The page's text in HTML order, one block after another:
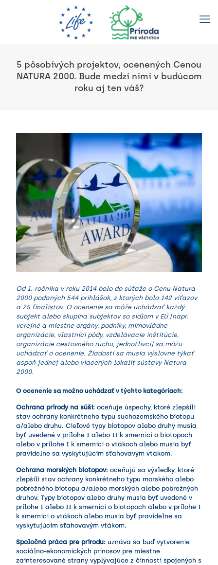
5 pôsobivých projektov, ocenených Cenou
NATURA 2000. Bude medzi nimi v budúcom
roku aj ten váš?
Od 1. ročníka v roku 2014 bolo do súťaže o Cenu Natura
2000 podaných 544 prihlášok, z ktorých bolo 142 víťazov
a 25 finalistov. O ocenenie sa môže uchádzať každý
subjekt alebo skupina subjektov so sídlom v EÚ (napr.
verejné a miestne orgány, podniky, mimovládne
organizácie, vlastníci pôdy, vzdelávacie inštitúcie,
organizácie cestovného ruchu, jednotlivci) sa môžu
uchádzať o ocenenie. Žiadosti sa musia výslovne týkať
aspoň jednej alebo viacerých lokalít sústavy Natura
2000.
O ocenenie sa možno uchádzať v týchto kategóriach:
Ochrana prírody na súši: oceňuje úspechy, ktoré zlepšili
stav ochrany konkrétneho typu suchozemského biotopu
a/alebo druhu. Cieľové typy biotopov alebo druhy musia
byť uvedené v prílohe I alebo II k smernici o biotopoch
alebo v prílohe I k smernici o vtákoch alebo musia byť
pravidelne sa vyskytujúcim sťahovavým vtákom.
Ochrana morských biotopov: oceňujú sa výsledky, ktoré
zlepšili stav ochrany konkrétneho typu morského alebo
pobrežného biotopu a/alebo morských alebo pobrežných
druhov. Typy biotopov alebo druhy musia byť uvedené v
prílohe I alebo II k smernici o biotopoch alebo v prílohe I
k smernici o vtákoch alebo musia byť pravidelne sa
vyskytujúcim sťahovavým vtákom.
Spoločná práca pre prírodu: uznáva sa buď vytvorenie
sociálno-ekonomických prínosov pre miestne
zainteresované strany vyplývajúce z činností spojených s